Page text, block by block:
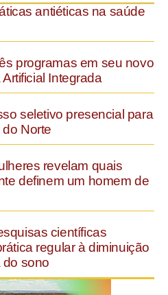
antiéticas na saúde
programas em seu novo
Integrada
seletivo presencial para
Norte
revelam quais
definem um homem de
científicas
regular à diminuição
do sono